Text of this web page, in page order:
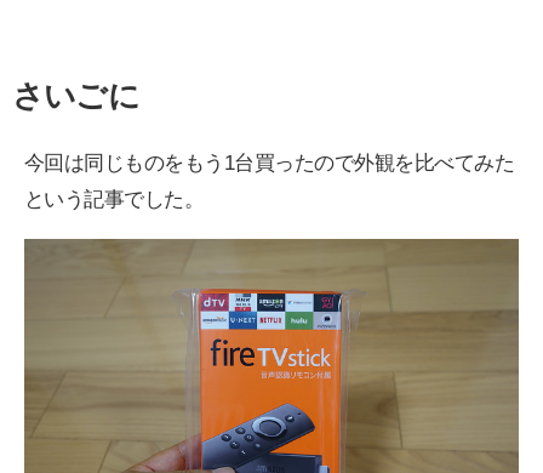
さいごに
今回は同じものをもう1台買ったので外観を比べてみた
という記事でした。